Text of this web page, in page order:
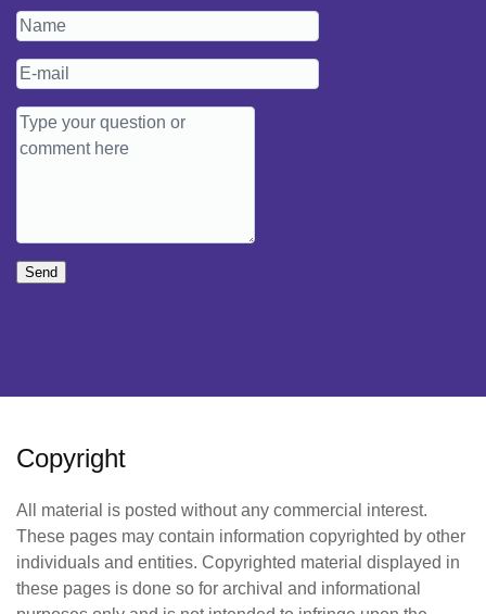
Send
Copyright
All material is posted without any commercial interest.
These pages may contain information copyrighted by other
individuals and entities. Copyrighted material displayed in
these pages is done so for archival and informational